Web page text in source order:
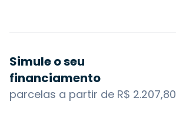
Simule o seu
financiamento
parcelas a partir de R$ 2.207,80